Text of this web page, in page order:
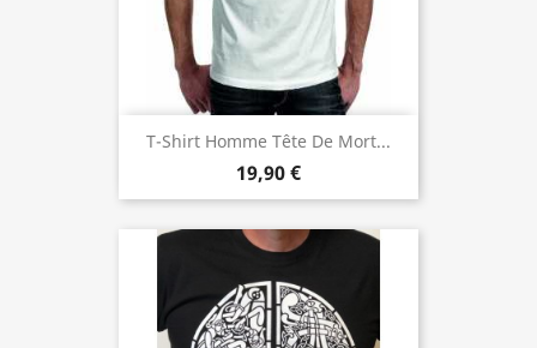
T-Shirt Homme Tête De Mort...
19,90 €